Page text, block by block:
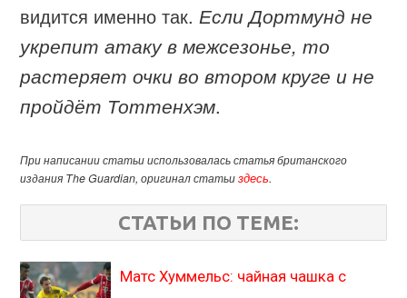
видится именно так. Если Дортмунд не
укрепит атаку в межсезонье, то
растеряет очки во втором круге и не
пройдёт Тоттенхэм.
При написании статьи использовалась статья британского
издания The Guardian, оригинал статьиздесь.
СТАТЬИ ПО ТЕМЕ:
Матс Хуммельс: чайная чашка с